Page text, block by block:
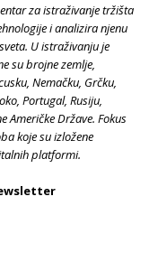
za istraživanje tržišta
i analizira njenu
U istraživanju je
su brojne zemlje,
Nemačku, Grčku,
Portugal, Rusiju,
Američke Države. Fokus
koje su izložene
platformi.